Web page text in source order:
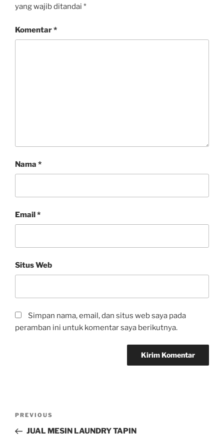
yang wajib ditandai *
Komentar*
Nama *
Email*
Situs Web
Simpan nama, email, dan situs web saya pada
peramban ini untuk komentar saya berikutnya.
PREVIOUS
JUAL MESIN LAUNDRY TAPIN